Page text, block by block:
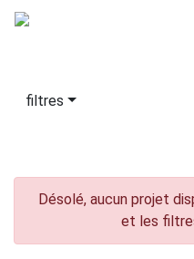
filtres
Désolé, aucun projet
et les